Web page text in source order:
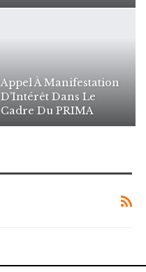
Appel À Manifestation
D’Intérêt Dans Le
Cadre Du PRIMA